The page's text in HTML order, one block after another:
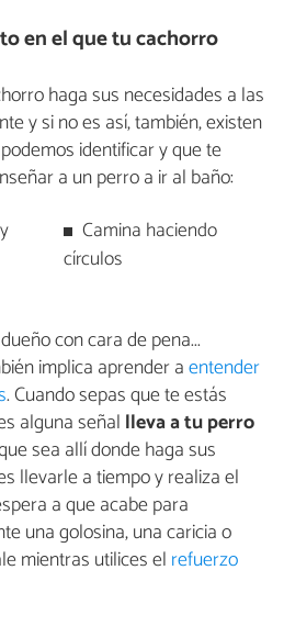
en el que tu cachorro
haga sus necesidades a las
y si no es así, también, existen
identificar y que te
a un perro a ir al baño:
Camina haciendo
círculos
con cara de pena...
implica aprender aentender
. Cuando sepas que te estás
alguna señal lleva a tu perro
sea allí donde haga sus
llevarle a tiempo y realiza el
a que acabe para
una golosina, una caricia o
mientras utilices el refuerzo